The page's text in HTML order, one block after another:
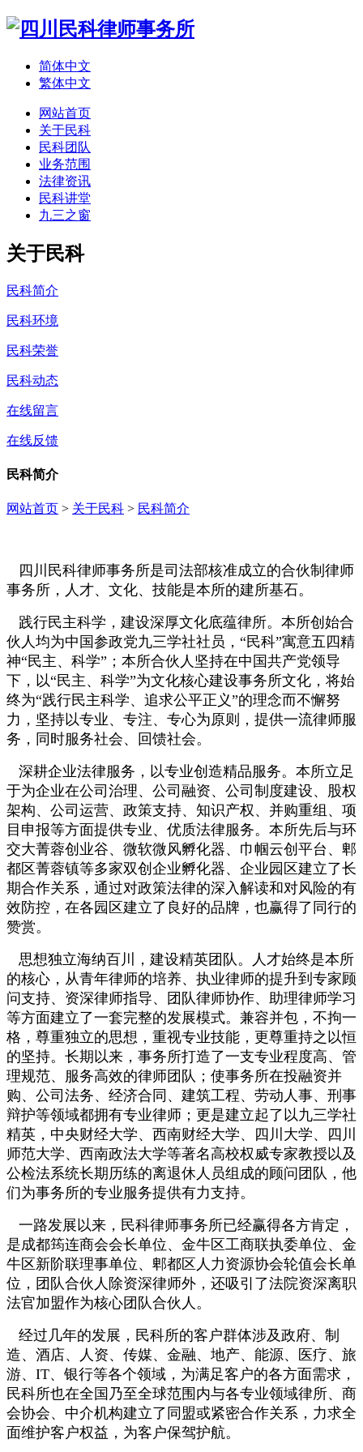
简体中文
繁体中文
网站首页
关于民科
民科团队
业务范围
法律资讯
民科讲堂
九三之窗
关于民科
民科简介
民科环境
民科荣誉
民科动态
在线留言
在线反馈
民科简介
网站首页 > 关于民科 > 民科简介
四川民科律师事务所是司法部核准成立的合伙制律师
事务所，人才、文化、技能是本所的建所基石。
践行民主科学，建设深厚文化底蕴律所。本所创始合
伙人均为中国参政党九三学社社员，“民科”寓意五四精
神“民主、科学”；本所合伙人坚持在中国共产党领导
下，以“民主、科学”为文化核心建设事务所文化，将始
终为“践行民主科学、追求公平正义”的理念而不懈努
力，坚持以专业、专注、专心为原则，提供一流律师服
务，同时服务社会、回馈社会。
深耕企业法律服务，以专业创造精品服务。本所立足
于为企业在公司治理、公司融资、公司制度建设、股权
架构、公司运营、政策支持、知识产权、并购重组、项
目申报等方面提供专业、优质法律服务。本所先后与环
交大菁蓉创业谷、微软微风孵化器、巾帼云创平台、郫
都区菁蓉镇等多家双创企业孵化器、企业园区建立了长
期合作关系，通过对政策法律的深入解读和对风险的有
效防控，在各园区建立了良好的品牌，也赢得了同行的
赞赏。
思想独立海纳百川，建设精英团队。人才始终是本所
的核心，从青年律师的培养、执业律师的提升到专家顾
问支持、资深律师指导、团队律师协作、助理律师学习
等方面建立了一套完整的发展模式。兼容并包，不拘一
格，尊重独立的思想，重视专业技能，更尊重持之以恒
的坚持。长期以来，事务所打造了一支专业程度高、管
理规范、服务高效的律师团队；使事务所在投融资并
购、公司法务、经济合同、建筑工程、劳动人事、刑事
辩护等领域都拥有专业律师；更是建立起了以九三学社
精英，中央财经大学、西南财经大学、四川大学、四川
师范大学、西南政法大学等著名高校权威专家教授以及
公检法系统长期历练的离退休人员组成的顾问团队，他
们为事务所的专业服务提供有力支持。
一路发展以来，民科律师事务所已经赢得各方肯定，
是成都筠连商会会长单位、金牛区工商联执委单位、金
牛区新阶联理事单位、郫都区人力资源协会轮值会长单
位，团队合伙人除资深律师外，还吸引了法院资深离职
法官加盟作为核心团队合伙人。
经过几年的发展，民科所的客户群体涉及政府、制
造、酒店、人资、传媒、金融、地产、能源、医疗、旅
游、IT、银行等各个领域，为满足客户的各方面需求，
民科所也在全国乃至全球范围内与各专业领域律所、商
会协会、中介机构建立了同盟或紧密合作关系，力求全
面维护客户权益，为客户保驾护航。